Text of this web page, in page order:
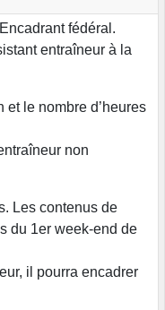
fédéral.
entraîneur à la
et le nombre d’heures
non
Les contenus de
du 1er week-end de
il pourra encadrer